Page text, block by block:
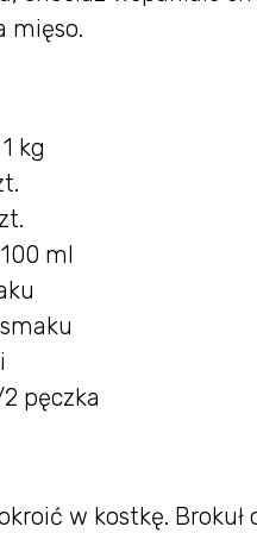
mięso.
kg
ml
pęczka
w kostkę.